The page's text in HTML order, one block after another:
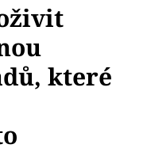
které